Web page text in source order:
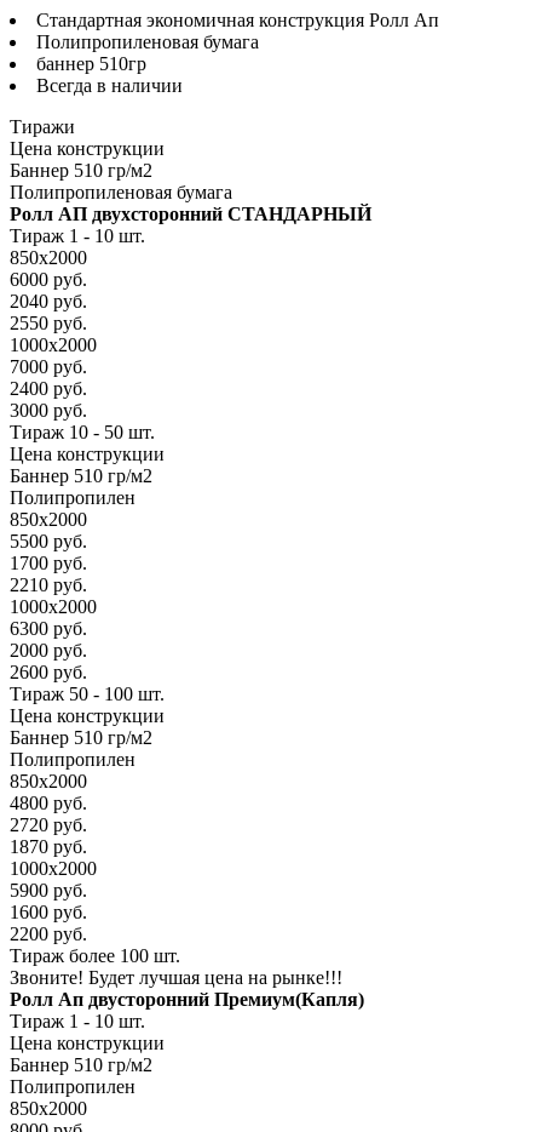
Стандартная экономичная конструкция Ролл Ап
Полипропиленовая бумага
баннер 510гр
Всегда в наличии
Тиражи
Цена конструкции
Баннер 510 гр/м2
Полипропиленовая бумага
Ролл АП двухсторонний СТАНДАРНЫЙ
Тираж 1 - 10 шт.
850х2000
6000 руб.
2040 руб.
2550 руб.
1000х2000
7000 руб.
2400 руб.
3000 руб.
Тираж 10 - 50 шт.
Цена конструкции
Баннер 510 гр/м2
Полипропилен
850х2000
5500 руб.
1700 руб.
2210 руб.
1000х2000
6300 руб.
2000 руб.
2600 руб.
Тираж 50 - 100 шт.
Цена конструкции
Баннер 510 гр/м2
Полипропилен
850х2000
4800 руб.
2720 руб.
1870 руб.
1000х2000
5900 руб.
1600 руб.
2200 руб.
Тираж более 100 шт.
Звоните! Будет лучшая цена на рынке!!!
Ролл Ап двусторонний Премиум(Капля)
Тираж 1 - 10 шт.
Цена конструкции
Баннер 510 гр/м2
Полипропилен
850х2000